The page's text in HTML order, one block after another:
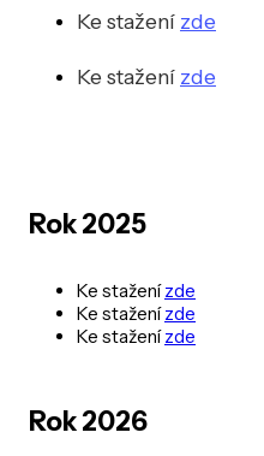
Ke stažení zde
Ke stažení zde
Rok 2025
Ke staženízde
Ke staženízde
Ke staženízde
Rok 2026